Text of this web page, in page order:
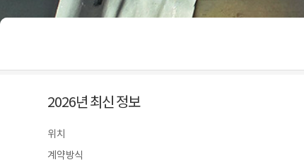
2026년 최신 정보
위치
계약방식